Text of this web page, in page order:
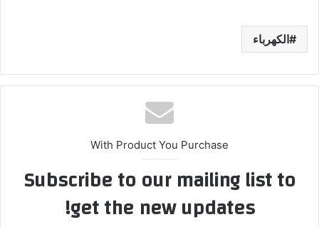
الكهرباء
With Product You Purchase
Subscribe to our mailing list to
get the new updates!